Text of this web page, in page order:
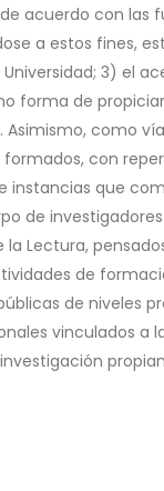
acuerdo con las
a estos fines,
3) el
forma de
como
con
instancias que
de
la Lectura,
de
de niveles
vinculados a